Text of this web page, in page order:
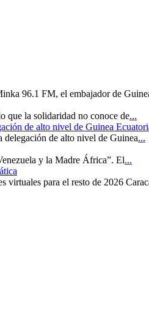
96.1 FM, el embajador de
que la solidaridad no conoce de...
de alto nivel de Guinea
delegación de alto nivel de Guinea...
y la Madre África”. El...
virtuales para el resto de 2026